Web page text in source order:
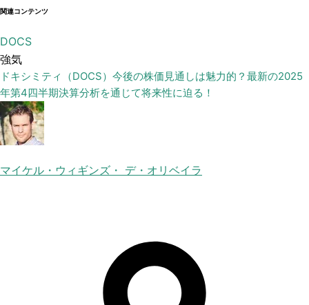
関連コンテンツ
DOCS
強気
ドキシミティ（DOCS）今後の株価見通しは魅力的？最新の2025
年第4四半期決算分析を通じて将来性に迫る！
マイケル・ウィギンズ・ デ・オリベイラ